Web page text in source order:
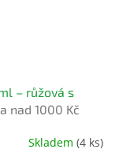
– růžová s
nad 1000 Kč
Skladem (4 ks)